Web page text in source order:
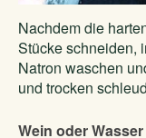
Nachdem die
Stücke schneiden,
Natron waschen
und trocken
Wein oder